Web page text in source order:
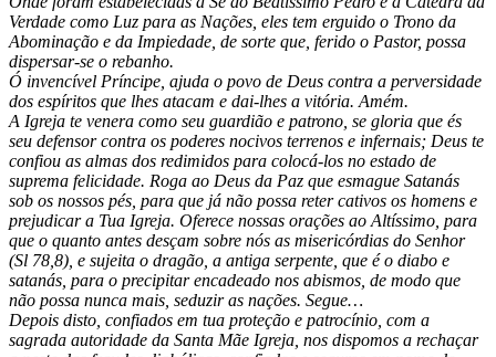
Verdade como Luz para as Nações, eles tem erguido o Trono da
Abominação e da Impiedade, de sorte que, ferido o Pastor, possa
dispersar-se o rebanho.
Ó invencível Príncipe, ajuda o povo de Deus contra a perversidade
dos espíritos que lhes atacam e dai-lhes a vitória. Amém.
A Igreja te venera como seu guardião e patrono, se gloria que és
seu defensor contra os poderes nocivos terrenos e infernais; Deus te
confiou as almas dos redimidos para colocá-los no estado de
suprema felicidade. Roga ao Deus da Paz que esmague Satanás
sob os nossos pés, para que já não possa reter cativos os homens e
prejudicar a Tua Igreja. Oferece nossas orações ao Altíssimo, para
que o quanto antes desçam sobre nós as misericórdias do Senhor
(Sl 78,8), e sujeita o dragão, a antiga serpente, que é o diabo e
satanás, para o precipitar encadeado nos abismos, de modo que
não possa nunca mais, seduzir as nações. Segue…
Depois disto, confiados em tua proteção e patrocínio, com a
sagrada autoridade da Santa Mãe Igreja, nos dispomos a rechaçar